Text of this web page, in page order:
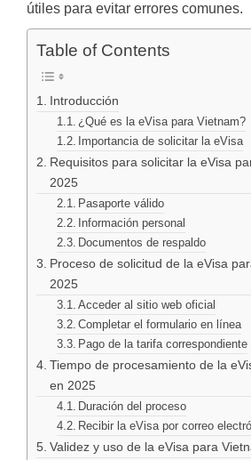
útiles para evitar errores comunes.
Table of Contents
Introducción
¿Qué es la eVisa para Vietnam?
Importancia de solicitar la eVisa
Requisitos para solicitar la eVisa
2025
Pasaporte válido
Información personal
Documentos de respaldo
Proceso de solicitud de la eVisa
2025
Acceder al sitio web oficial
Completar el formulario en línea
Pago de la tarifa correspondiente
Tiempo de procesamiento de la
en 2025
Duración del proceso
Recibir la eVisa por correo
Validez y uso de la eVisa para